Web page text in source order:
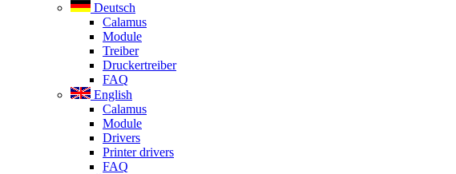
Deutsch
Calamus
Module
Treiber
Druckertreiber
FAQ
English
Calamus
Module
Drivers
Printer drivers
FAQ